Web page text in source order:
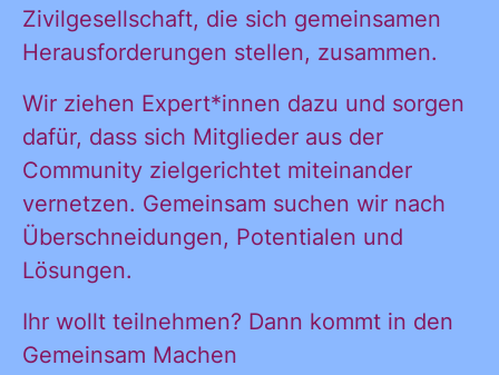
Zivilgesellschaft, die sich gemeinsamen
Herausforderungen stellen, zusammen.
Wir ziehen Expert*innen dazu und sorgen
dafür, dass sich Mitglieder aus der
Community zielgerichtet miteinander
vernetzen. Gemeinsam suchen wir nach
Überschneidungen, Potentialen und
Lösungen.
Ihr wollt teilnehmen? Dann kommt in den
Gemeinsam Machen